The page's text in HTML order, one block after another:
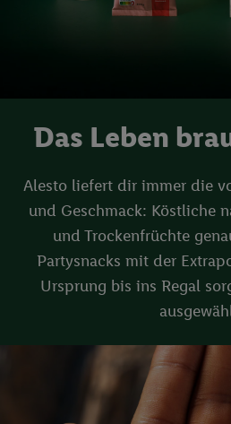
Das Leben
Alesto liefert dir immer die
und Geschmack: Köstliche
und Trockenfrüchte
Partysnacks mit der
Ursprung bis ins Regal